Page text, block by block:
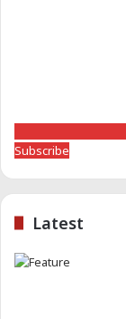
Subscribe
Latest